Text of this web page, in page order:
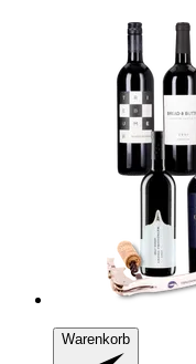
Warenkorb